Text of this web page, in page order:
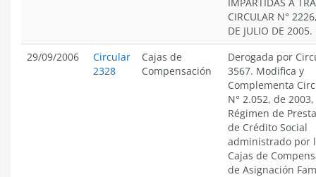
CIRCULAR N°
DE JULIO DE 2005.
29/09/2006
Circular
2328
Cajas de
Compensación
Derogada por
3567. Modifica y
Complementa
N° 2.052, de
Régimen de
de Crédito Social
administrado por
Cajas de
de Asignación